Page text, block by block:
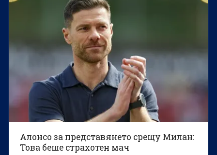
Алонсо за представянето срещу Милан:
Това беше страхотен мач